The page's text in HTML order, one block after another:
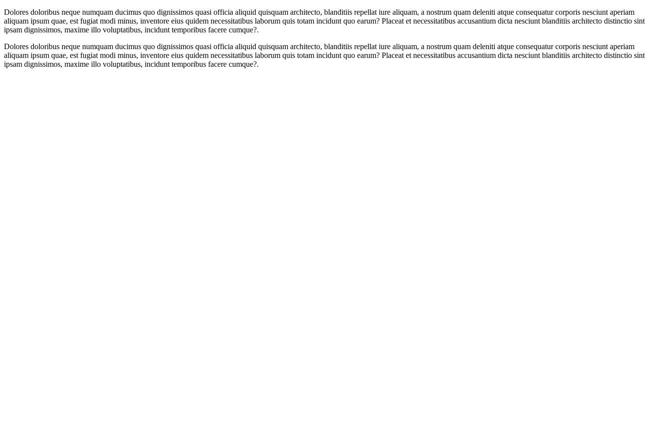
Dolores doloribus neque numquam ducimus quo dignissimos quasi officia aliquid quisquam architecto, blanditiis repellat iure aliquam, a nostrum quam deleniti atque consequatur corporis nesciunt aperiam
aliquam ipsum quae, est fugiat modi minus, inventore eius quidem necessitatibus laborum quis totam incidunt quo earum? Placeat et necessitatibus accusantium dicta nesciunt blanditiis architecto distinctio sint
ipsam dignissimos, maxime illo voluptatibus, incidunt temporibus facere cumque?.
Dolores doloribus neque numquam ducimus quo dignissimos quasi officia aliquid quisquam architecto, blanditiis repellat iure aliquam, a nostrum quam deleniti atque consequatur corporis nesciunt aperiam
aliquam ipsum quae, est fugiat modi minus, inventore eius quidem necessitatibus laborum quis totam incidunt quo earum? Placeat et necessitatibus accusantium dicta nesciunt blanditiis architecto distinctio sint
ipsam dignissimos, maxime illo voluptatibus, incidunt temporibus facere cumque?.